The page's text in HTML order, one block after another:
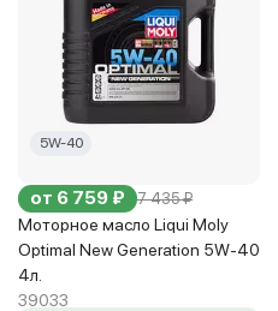
5W-40
от 6 759 ₽ 7 435 ₽
Моторное масло Liqui Moly
Optimal New Generation 5W-40
4л.
39033